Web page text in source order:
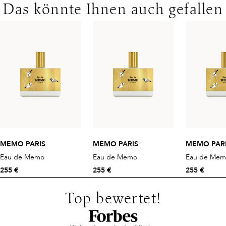
Das könnte Ihnen auch gefallen
MEMO PARIS
Eau de Memo
255 €
MEMO PARIS
Eau de Memo
255 €
MEMO
Eau de
255 €
Top bewertet!